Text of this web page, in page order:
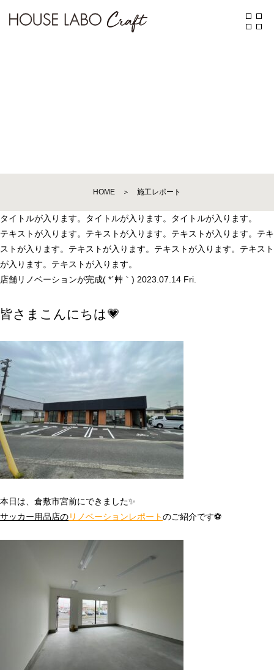
HOME ＞ 施工レポート
タイトルが入ります。タイトルが入ります。タイトルが入ります。
テキストが入ります。テキストが入ります。テキストが入ります。テキ
ストが入ります。テキストが入ります。テキストが入ります。テキスト
が入ります。テキストが入ります。
店舗リノベーションが完成( *´艸｀) 2023.07.14 Fri.
皆さまこんにちは💗
本日は、倉敷市宮前にできました✨
サッカー用品店のリノベーションレポートのご紹介です⚽